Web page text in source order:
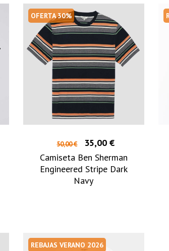
OFERTA 30%
50,00 €
35,00 €
Camiseta Ben Sherman
Engineered Stripe Dark
Navy
REBAJAS VERANO 2026